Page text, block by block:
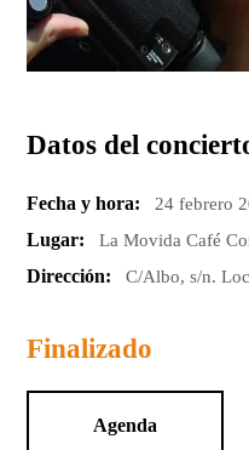
Datos del
Fecha y hora: 24 febrero
Lugar: La Movida Café
Dirección: C/Albo, s/n.
Finalizado
Agenda